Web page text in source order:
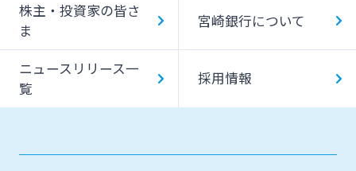
ログオン
株主・投資家の皆さ
ま
宮崎銀行について
ニュースリリース一
覧
採用情報